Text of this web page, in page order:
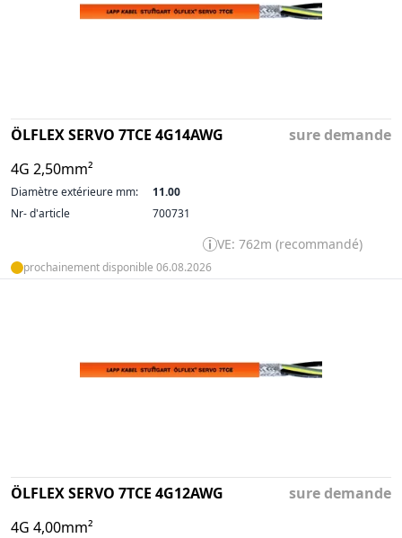
ÖLFLEX SERVO 7TCE 4G14AWG
4G 2,50mm²
sure demande
Diamètre extérieure mm:
11.00
Nr- d'article
700731
VE: 762m (recommandé)
prochainement disponible 06.08.2026
ÖLFLEX SERVO 7TCE 4G12AWG
4G 4,00mm²
sure demande